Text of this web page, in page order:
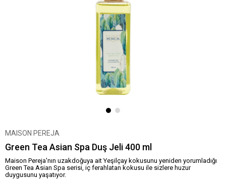
MAISON PEREJA
Green Tea Asian Spa Duş Jeli 400 ml
Maison Pereja'nın uzakdoğuya ait Yeşilçay kokusunu yeniden yorumladığı
Green Tea Asian Spa serisi, iç ferahlatan kokusu ile sizlere huzur
duygusunu yaşatıyor.